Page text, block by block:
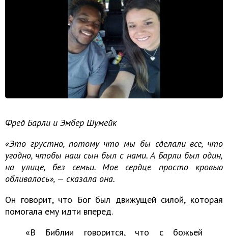
Фред Барли и Эмбер Шумейк
«Это грустно, потому что мы бы сделали все, что
угодно, чтобы наш сын был с нами. А Барли был один,
на улице, без семьи. Мое сердце просто кровью
обливалось», — сказала она.
Он говорит, что Бог был движущей силой, которая
помогала ему идти вперед.
«В Библии говорится, что с божьей